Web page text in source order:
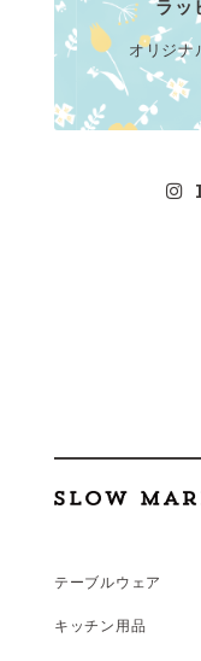
ラッ
オリジナ
テーブルウェア
キッチン用品